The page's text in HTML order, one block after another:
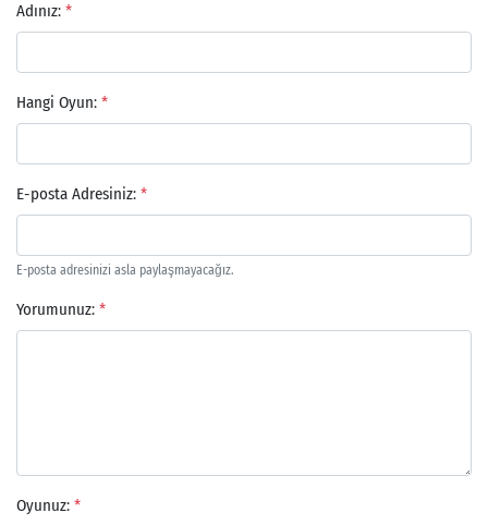
Adınız: *
Hangi Oyun: *
E-posta Adresiniz: *
E-posta adresinizi asla paylaşmayacağız.
Yorumunuz: *
Oyunuz: *